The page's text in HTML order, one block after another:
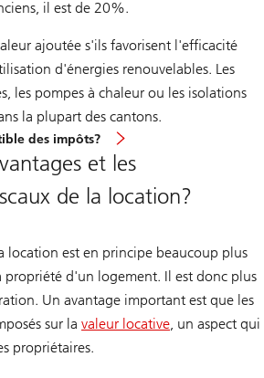
il est de 20%.
ajoutée s'ils favorisent l'efficacité
d'énergies renouvelables. Les
les pompes à chaleur ou les isolations
la plupart des cantons.
des impôts?
et les
de la location?
location est en principe beaucoup plus
d'un logement. Il est donc plus
Un avantage important est que les
sur la valeur locative, un aspect qui
propriétaires.